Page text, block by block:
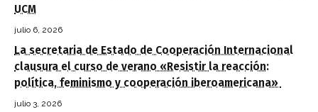
UCM
julio 6, 2026
La secretaria de Estado de Cooperación Internacional
clausura el curso de verano «Resistir la reacción:
política, feminismo y cooperación iberoamericana»
julio 3, 2026